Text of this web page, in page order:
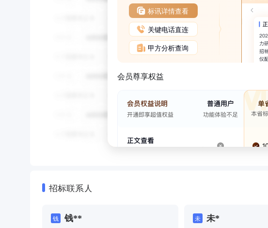
标讯详情查看
关键电话直连
甲方分析查询
会员尊享权益
招标联系人
钱 钱** 未 未*